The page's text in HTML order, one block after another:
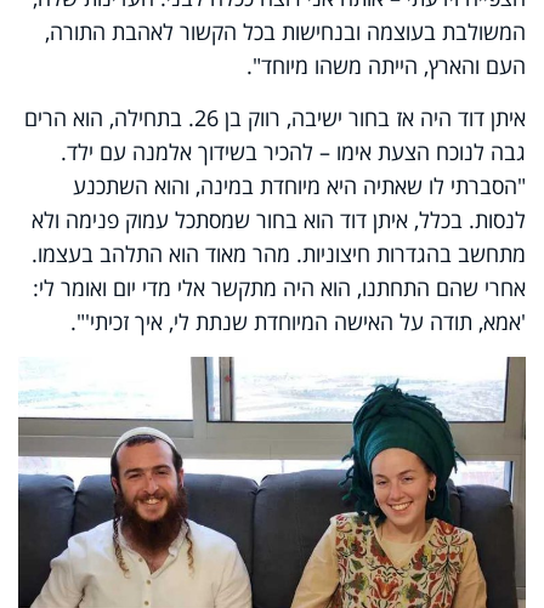
המשולבת בעוצמה ובנחישות בכל הקשור לאהבת התורה,
העם והארץ, הייתה משהו מיוחד".
איתן דוד היה אז בחור ישיבה, רווק בן 26. בתחילה, הוא הרים
גבה לנוכח הצעת אימו – להכיר בשידוך אלמנה עם ילד.
"הסברתי לו שאתיה היא מיוחדת במינה, והוא השתכנע
לנסות. בכלל, איתן דוד הוא בחור שמסתכל עמוק פנימה ולא
מתחשב בהגדרות חיצוניות. מהר מאוד הוא התלהב בעצמו.
אחרי שהם התחתנו, הוא היה מתקשר אלי מדי יום ואומר לי:
'אמא, תודה על האישה המיוחדת שנתת לי, איך זכיתי'".